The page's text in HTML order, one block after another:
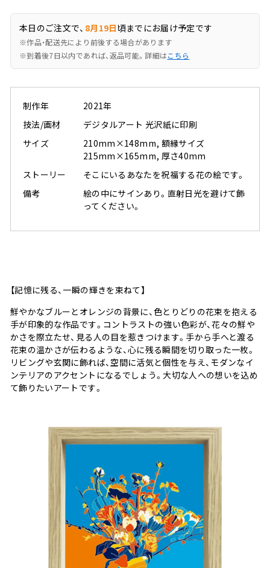
本日のご注文で、 8月19日 頃までにお届け予定です
※作品・配送先により前後する場合があります
※到着後7日以内であれば、返品可能。詳細はこちら
制作年
2021年
技法/画材
デジタルアート 光沢紙に印刷
サイズ
210mm×148mm, 額縁サイズ
215mm×165mm, 厚さ40mm
ストーリー
そこにいるあなたを祝福する花の絵です。
備考
絵の中にサインあり。直射日光を避けて飾
ってください。
【記憶に残る、一瞬の輝きを束ねて】
鮮やかなブルーとオレンジの背景に、色とりどりの花束を抱える
手が印象的な作品です。コントラストの強い色彩が、花々の鮮や
かさを際立たせ、見る人の目を惹きつけます。手から手へと渡る
花束の温かさが伝わるような、心に残る瞬間を切り取った一枚。
リビングや玄関に飾れば、空間に活気と個性を与え、モダンなイ
ンテリアのアクセントになるでしょう。大切な人への想いを込め
て飾りたいアートです。